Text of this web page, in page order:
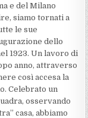
e del Milano
siamo tornati a
le sue
dello
1923. Un lavoro di
anno, attraverso
così accesa la
Celebrato un
osservando
casa, abbiamo